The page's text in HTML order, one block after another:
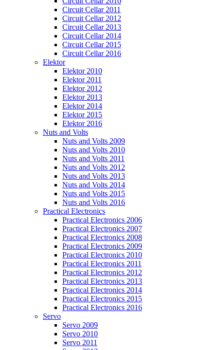
Circuit Cellar 2011
Circuit Cellar 2012
Circuit Cellar 2013
Circuit Cellar 2014
Circuit Cellar 2015
Circuit Cellar 2016
Elektor
Elektor 2010
Elektor 2011
Elektor 2012
Elektor 2013
Elektor 2014
Elektor 2015
Elektor 2016
Nuts and Volts
Nuts and Volts 2009
Nuts and Volts 2010
Nuts and Volts 2011
Nuts and Volts 2012
Nuts and Volts 2013
Nuts and Volts 2014
Nuts and Volts 2015
Nuts and Volts 2016
Practical Electronics
Practical Electronics 2006
Practical Electronics 2007
Practical Electronics 2008
Practical Electronics 2009
Practical Electronics 2010
Practical Electronics 2011
Practical Electronics 2012
Practical Electronics 2013
Practical Electronics 2014
Practical Electronics 2015
Practical Electronics 2016
Servo
Servo 2009
Servo 2010
Servo 2011